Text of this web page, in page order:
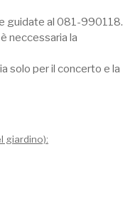
guidate al 081-990118.
neccessaria la
solo per il concerto e la
giardino):